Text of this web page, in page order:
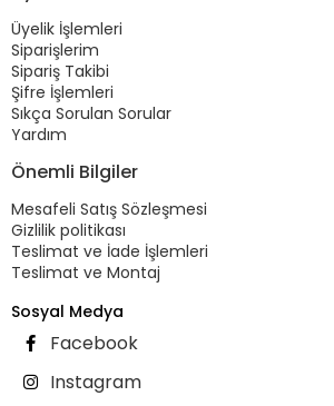
Üyelik İşlemleri
Siparişlerim
Sipariş Takibi
Şifre İşlemleri
Sıkça Sorulan Sorular
Yardım
Önemli Bilgiler
Mesafeli Satış Sözleşmesi
Gizlilik politikası
Teslimat ve İade İşlemleri
Teslimat ve Montaj
Sosyal Medya
Facebook
Instagram